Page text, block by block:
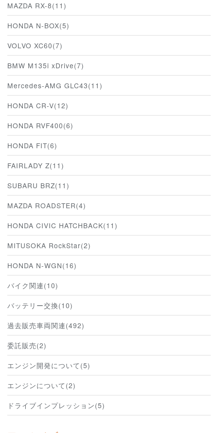
MAZDA RX-8(11)
HONDA N-BOX(5)
VOLVO XC60(7)
BMW M135i xDrive(7)
Mercedes-AMG GLC43(11)
HONDA CR-V(12)
HONDA RVF400(6)
HONDA FIT(6)
FAIRLADY Z(11)
SUBARU BRZ(11)
MAZDA ROADSTER(4)
HONDA CIVIC HATCHBACK(11)
MITUSOKA RockStar(2)
HONDA N-WGN(16)
バイク関連(10)
バッテリー交換(10)
過去販売車両関連(492)
委託販売(2)
エンジン開発について(5)
エンジンについて(2)
ドライブインプレッション(5)